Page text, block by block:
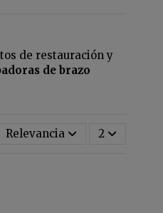
de restauración y
de brazo
Relevancia 2